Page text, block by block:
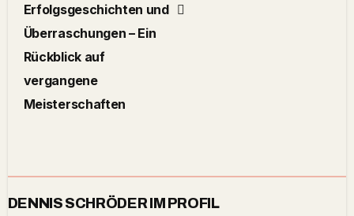
Erfolgsgeschichten und
Überraschungen – Ein
Rückblick auf
vergangene
Meisterschaften
DENNIS SCHRÖDER IM PROFIL